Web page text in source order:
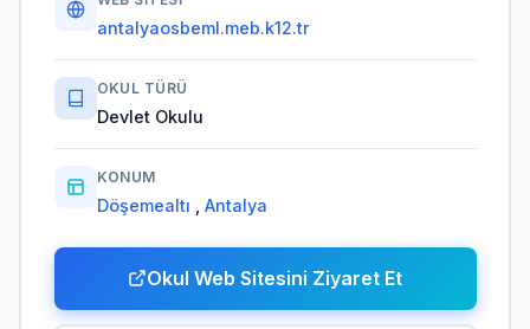
antalyaosbeml.meb.k12.tr
OKUL TÜRÜ
Devlet Okulu
KONUM
Döşemealtı Antalya
Okul Web Sitesini Ziyaret Et